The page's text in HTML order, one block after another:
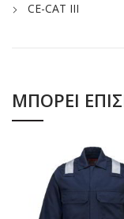
CE-CAT III
ΜΠΟΡΕΊ